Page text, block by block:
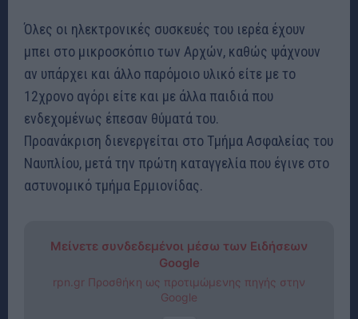
Όλες οι ηλεκτρονικές συσκευές του ιερέα έχουν
μπει στο μικροσκόπιο των Αρχών, καθώς ψάχνουν
αν υπάρχει και άλλο παρόμοιο υλικό είτε με το
12χρονο αγόρι είτε και με άλλα παιδιά που
ενδεχομένως έπεσαν θύματά του.
Προανάκριση διενεργείται στο Τμήμα Ασφαλείας του
Ναυπλίου, μετά την πρώτη καταγγελία που έγινε στο
αστυνομικό τμήμα Ερμιονίδας.
Μείνετε συνδεδεμένοι μέσω των Ειδήσεων
Google
rpn.gr Προσθήκη ως προτιμώμενης πηγής στην
Google